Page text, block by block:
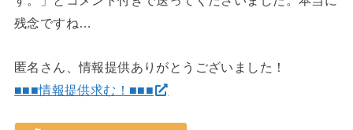
残念ですね…
匿名さん、情報提供ありがとうございました！
■■■情報提供求む！■■■